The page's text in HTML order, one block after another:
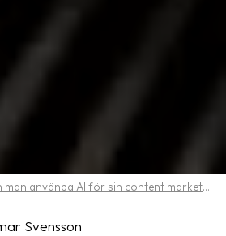
man använda AI för sin content marketing?
Svensson